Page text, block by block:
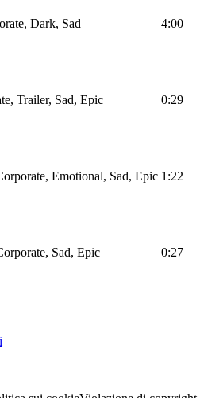
Dark, Sad 4:00
Trailer, Sad, Epic 0:29
Emotional, Sad, Epic 1:22
Sad, Epic 0:27